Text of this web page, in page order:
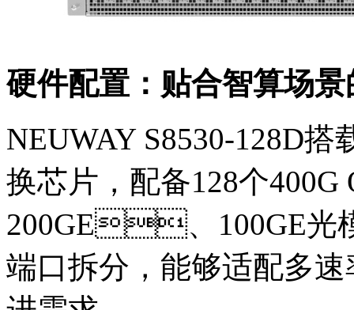
硬件配置：贴合智算场
NEUWAY S8530-128D搭
换芯片，配备128个
200GE、100GE光模
端口拆分，能够适配多